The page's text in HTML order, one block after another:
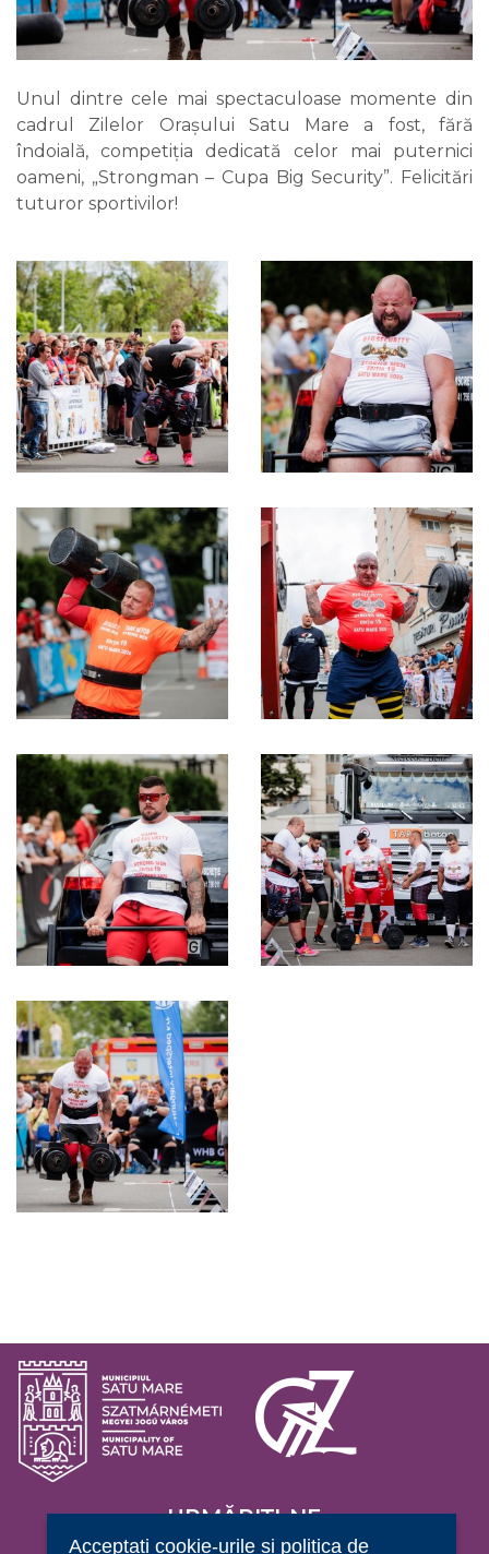
Unul dintre cele mai spectaculoase momente din
cadrul Zilelor Orașului Satu Mare a fost, fără
îndoială, competiția dedicată celor mai puternici
oameni, „Strongman – Cupa Big Security”. Felicitări
tuturor sportivilor!
URMĂRIȚI-NE
Acceptați cookie-urile și politica de